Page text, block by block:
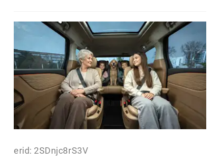
erid: 2SDnjc8rS3V